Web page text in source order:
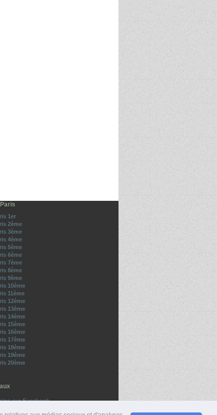
1er
2ème
3ème
4ème
5ème
6ème
7ème
8ème
9ème
10ème
11ème
12ème
13ème
14ème
15ème
16ème
17ème
18ème
19ème
20ème
sur Facebook
sur Twitter